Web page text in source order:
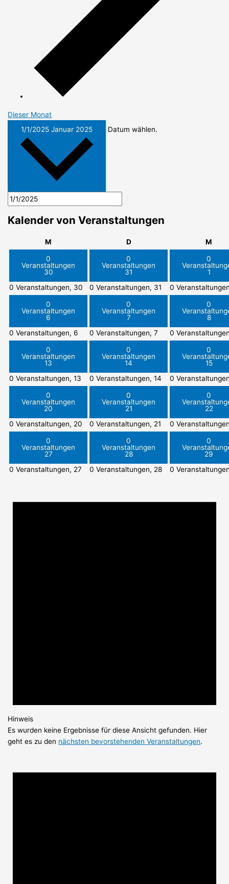
Dieser Monat
1/1/2025Januar 2025 Datum wählen.
Kalender von Veranstaltungen
M DDienstag M
0
Veranstaltungen
30
0 Veranstaltungen, 30
0
Veranstaltungen
31
0 Veranstaltungen, 31
0
1
0
0
Veranstaltungen
6
0 Veranstaltungen,6
0
Veranstaltungen
7
0 Veranstaltungen,7
0
8
0
0
Veranstaltungen
13
0 Veranstaltungen,13
0
Veranstaltungen
14
0 Veranstaltungen,14
0
15
0
0
Veranstaltungen
20
0 Veranstaltungen, 20
0
Veranstaltungen
21
0 Veranstaltungen, 21
0
22
0
0
Veranstaltungen
27
0 Veranstaltungen, 27
0
Veranstaltungen
28
0 Veranstaltungen, 28
0
29
0
Hinweis
Es wurden keine Ergebnisse für diese Ansicht gefunden. Hier
geht es zu den nächsten bevorstehenden Veranstaltungen.